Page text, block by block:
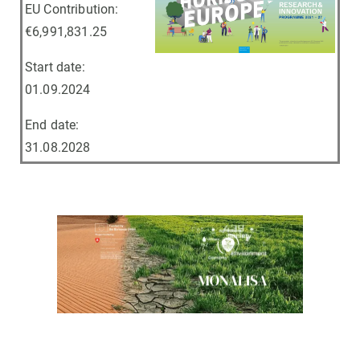
EU Contribution:
€6,991,831.25
Start date:
01.09.2024
End date:
31.08.2028